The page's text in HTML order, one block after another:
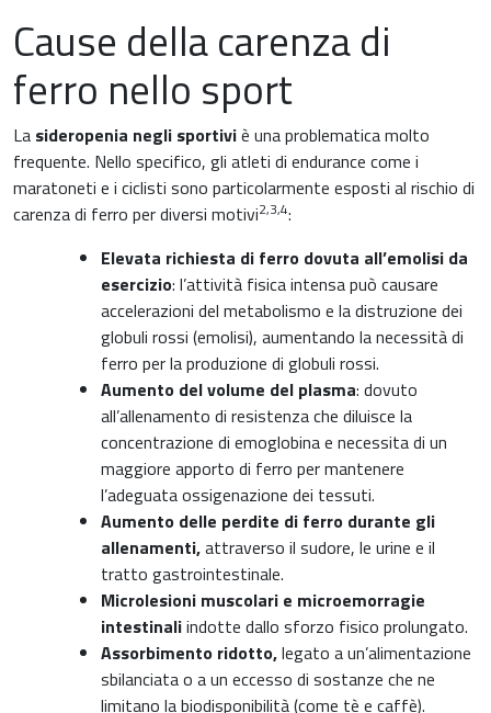
Cause della carenza di
ferro nello sport
La sideropenia negli sportiviè una problematica molto
frequente. Nello specifico, gli atleti di endurance come i
maratoneti e i ciclisti sono particolarmente esposti al rischio di
carenza di ferro per diversi motivi2,3,4:
Elevata richiesta di ferro dovuta all’emolisi da
esercizio: l’attività fisica intensa può causare
accelerazioni del metabolismo e la distruzione dei
globuli rossi (emolisi), aumentando la necessità di
ferro per la produzione di globuli rossi.
Aumento del volume del plasma: dovuto
all’allenamento di resistenza che diluisce la
concentrazione di emoglobina e necessita di un
maggiore apporto di ferro per mantenere
l’adeguata ossigenazione dei tessuti.
Aumento delle perdite di ferro durante gli
allenamenti,attraverso il sudore, le urine e il
tratto gastrointestinale.
Microlesioni muscolari e microemorragie
intestinaliindotte dallo sforzo fisico prolungato.
Assorbimento ridotto,legato a un’alimentazione
sbilanciata o a un eccesso di sostanze che ne
limitano la biodisponibilità (come tè e caffè).